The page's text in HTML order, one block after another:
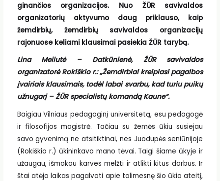
ginančios organizacijos. Nuo ŽŪR savivaldos
organizatorių aktyvumo daug priklauso, kaip
žemdirbių, žemdirbių savivaldos organizacijų
rajonuose keliami klausimai pasiekia ŽŪR tarybą.
Lina Meilutė – Datkūnienė, ŽŪR savivaldos
organizatorė Rokiškio r.: „Žemdirbiai kreipiasi pagalbos
įvairiais klausimais, todėl labai svarbu, kad turiu puikų
užnugarį – ŽŪR specialistų komandą Kaune“.
Baigiau Vilniaus pedagoginį universitetą, esu pedagogė
ir filosofijos magistrė. Tačiau su žemės ūkiu susiejau
savo gyvenimą ne atsitiktinai, nes Juodupės seniūnijoje
(Rokiškio r.) ūkininkavo mano tėvai. Taigi šiame ūkyje ir
užaugau, išmokau karves melžti ir atlikti kitus darbus. Ir
štai atėjo laikas pagalvoti apie tolimesnę šio ūkio ateitį,